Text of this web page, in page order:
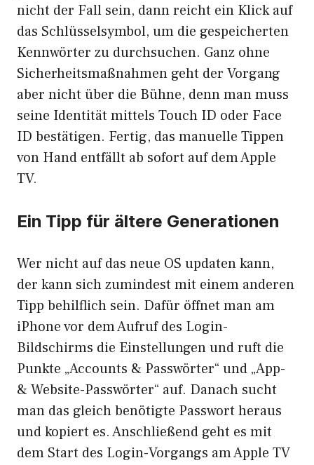
nicht der Fall sein, dann reicht ein Klick auf
das Schlüsselsymbol, um die gespeicherten
Kennwörter zu durchsuchen. Ganz ohne
Sicherheitsmaßnahmen geht der Vorgang
aber nicht über die Bühne, denn man muss
seine Identität mittels Touch ID oder Face
ID bestätigen. Fertig, das manuelle Tippen
von Hand entfällt ab sofort auf dem Apple
TV.
Ein Tipp für ältere Generationen
Wer nicht auf das neue OS updaten kann,
der kann sich zumindest mit einem anderen
Tipp behilflich sein. Dafür öffnet man am
iPhone vor dem Aufruf des Login-
Bildschirms die Einstellungen und ruft die
Punkte „Accounts & Passwörter“ und „App-
& Website-Passwörter“ auf. Danach sucht
man das gleich benötigte Passwort heraus
und kopiert es. Anschließend geht es mit
dem Start des Login-Vorgangs am Apple TV